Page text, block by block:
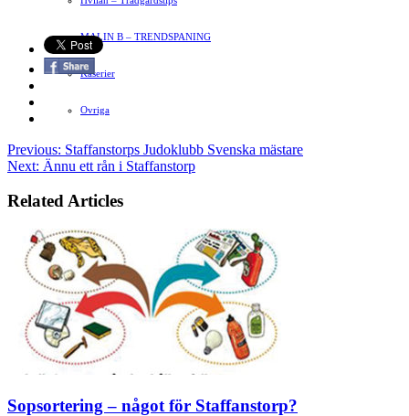
MALIN B – TRENDSPANING
Kåserier
Ovriga
Previous: Staffanstorps Judoklubb Svenska mästare
Next: Ännu ett rån i Staffanstorp
Related Articles
Sopsortering – något för Staffanstorp?